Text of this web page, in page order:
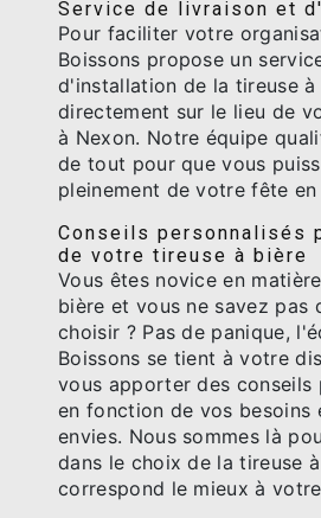
Service de livraison et
Pour faciliter votre
Boissons propose un
d'installation de la tireuse à
directement sur le lieu de
à Nexon. Notre équipe
de tout pour que vous
pleinement de votre fête
Conseils personnalisés
de votre tireuse à bière
Vous êtes novice en
bière et vous ne savez pas
choisir ? Pas de panique,
Boissons se tient à votre
vous apporter des conseils
en fonction de vos besoins
envies. Nous sommes là
dans le choix de la tireuse
correspond le mieux à